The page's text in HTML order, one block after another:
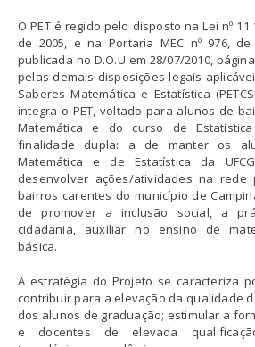
O PET é regido pelo disposto na Lei nº
de 2005, e na Portaria MEC nº 976,
publicada no D.O.U em 28/07/2010,
pelas demais disposições legais
Saberes Matemática e Estatística
integra o PET, voltado para alunos de
Matemática e do curso de
finalidade dupla: a de manter os
Matemática e de Estatística da
desenvolver ações/atividades na
bairros carentes do município de
de promover a inclusão social, a
cidadania, auxiliar no ensino de
básica.
A estratégia do Projeto se caracteriza
contribuir para a elevação da qualidade
dos alunos de graduação; estimular a
e docentes de elevada